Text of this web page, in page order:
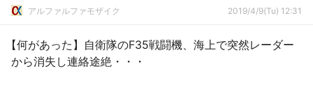
アルファルファモザイク 2019/4/9(Tu) 12:31
【何があった】自衛隊のF35戦闘機、海上で突然レーダー
から消失し連絡途絶・・・